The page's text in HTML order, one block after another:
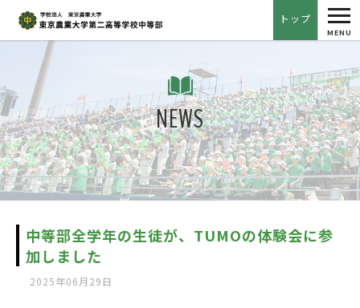
トップ
MENU
NEWS
中等部全学年の生徒が、TUMOの体験会に参
加しました
2025年06月29日